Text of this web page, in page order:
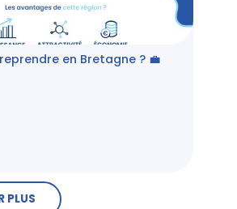
en Bretagne ? 💼
PLUS